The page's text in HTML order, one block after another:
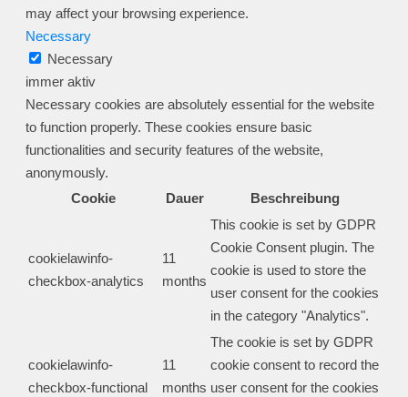
may affect your browsing experience.
Necessary
Necessary
immer aktiv
Necessary cookies are absolutely essential for the website
to function properly. These cookies ensure basic
functionalities and security features of the website,
anonymously.
Cookie
Dauer Beschreibung
cookielawinfo-
checkbox-analytics
11
months
This cookie is set by GDPR
Cookie Consent plugin. The
cookie is used to store the
user consent for the cookies
in the category "Analytics".
cookielawinfo-
checkbox-functional
11
months
The cookie is set by GDPR
cookie consent to record the
user consent for the cookies